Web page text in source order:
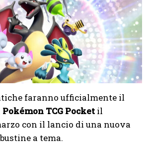
faranno ufficialmente il
Pokémon TCG Pocket il
con il lancio di una nuova
a tema.